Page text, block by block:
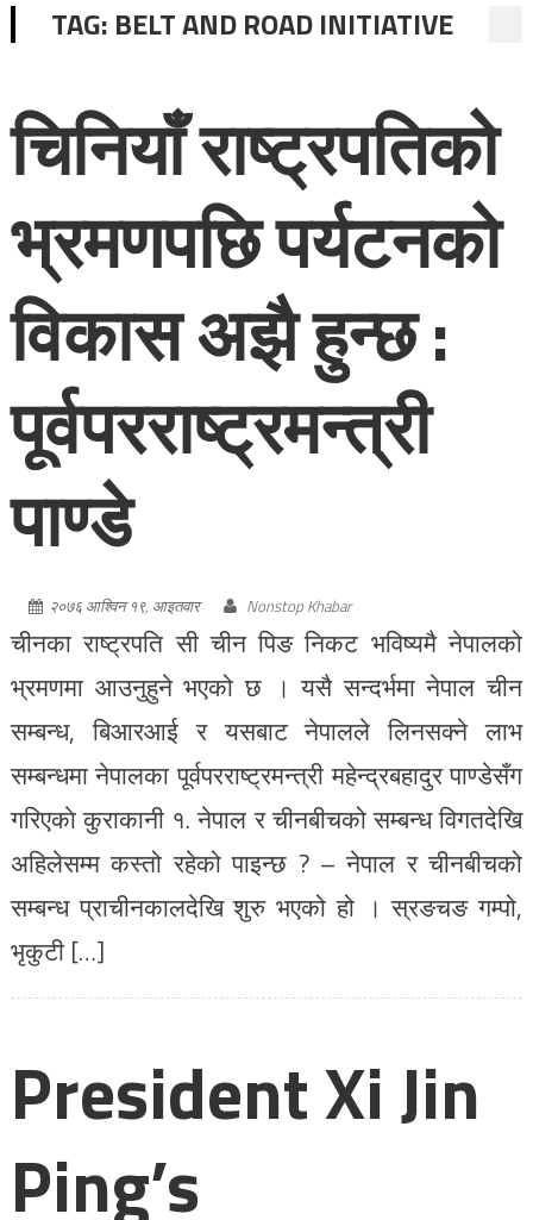
TAG: BELT AND ROAD INITIATIVE
चिनियाँ राष्ट्रपतिको
भ्रमणपछि पर्यटनको
विकास अझै हुन्छ :
पूर्वपरराष्ट्रमन्त्री
पाण्डे
२०७६ आश्विन १९, आइतवार Nonstop Khabar
चीनका राष्ट्रपति सी चीन पिङ निकट भविष्यमै नेपालको
भ्रमणमा आउनुहुने भएको छ । यसै सन्दर्भमा नेपाल चीन
सम्बन्ध, बिआरआई र यसबाट नेपालले लिनसक्ने लाभ
सम्बन्धमा नेपालका पूर्वपरराष्ट्रमन्त्री महेन्द्रबहादुर पाण्डेसँग
गरिएकाे कुराकानी १. नेपाल र चीनबीचको सम्बन्ध विगतदेखि
अहिलेसम्म कस्तो रहेको पाइन्छ ? – नेपाल र चीनबीचको
सम्बन्ध प्राचीनकालदेखि शुरु भएको हो । स्रङचङ गम्पो,
भृकुटी […]
President Xi Jin
Ping’s